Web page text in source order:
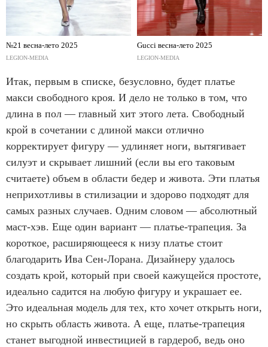
№21 весна-лето 2025
LEGION-MEDIA
Gucci весна-лето 2025
LEGION-MEDIA
Итак, первым в списке, безусловно, будет платье
макси свободного кроя. И дело не только в том, что
длина в пол — главный хит этого лета. Свободный
крой в сочетании с длиной макси отлично
корректирует фигуру — удлиняет ноги, вытягивает
силуэт и скрывает лишний (если вы его таковым
считаете) объем в области бедер и живота. Эти платья
неприхотливы в стилизации и здорово подходят для
самых разных случаев. Одним словом — абсолютный
маст-хэв. Еще один вариант — платье-трапеция. За
короткое, расширяющееся к низу платье стоит
благодарить Ива Сен-Лорана. Дизайнеру удалось
создать крой, который при своей кажущейся простоте,
идеально садится на любую фигуру и украшает ее.
Это идеальная модель для тех, кто хочет открыть ноги,
но скрыть область живота. А еще, платье-трапеция
станет выгодной инвестицией в гардероб, ведь оно